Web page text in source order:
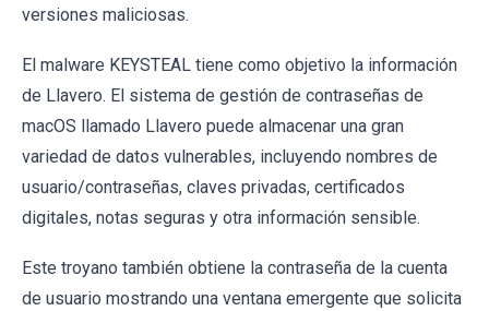
versiones maliciosas.
El malware KEYSTEAL tiene como objetivo la información
de Llavero. El sistema de gestión de contraseñas de
macOS llamado Llavero puede almacenar una gran
variedad de datos vulnerables, incluyendo nombres de
usuario/contraseñas, claves privadas, certificados
digitales, notas seguras y otra información sensible.
Este troyano también obtiene la contraseña de la cuenta
de usuario mostrando una ventana emergente que solicita